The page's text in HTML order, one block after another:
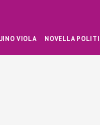
VIOLA NOVELLA